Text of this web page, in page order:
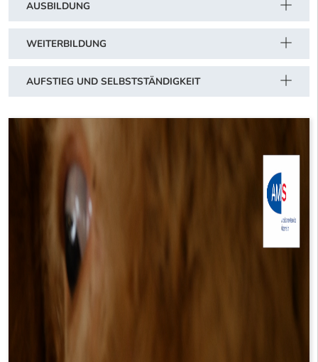
AUSBILDUNG
WEITERBILDUNG
AUFSTIEG UND SELBSTSTÄNDIGKEIT